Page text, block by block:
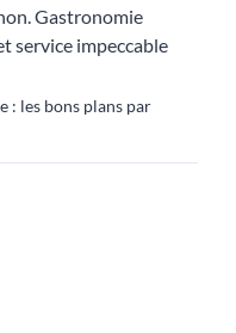
Gastronomie
service impeccable
: les bons plans par